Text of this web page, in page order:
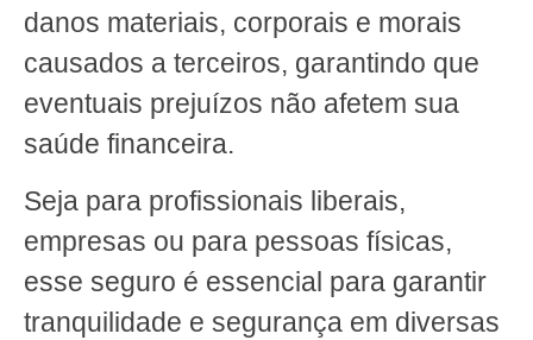
danos materiais, corporais e morais
causados a terceiros, garantindo que
eventuais prejuízos não afetem sua
saúde financeira.
Seja para profissionais liberais,
empresas ou para pessoas físicas,
esse seguro é essencial para garantir
tranquilidade e segurança em diversas